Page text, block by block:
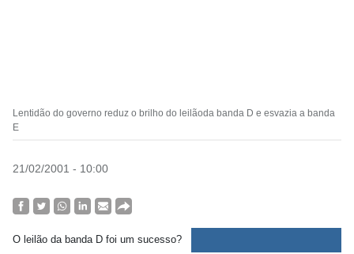
Lentidão do governo reduz o brilho do leilãoda banda D e esvazia a banda
E
21/02/2001 - 10:00
O leilão da banda D foi um sucesso?